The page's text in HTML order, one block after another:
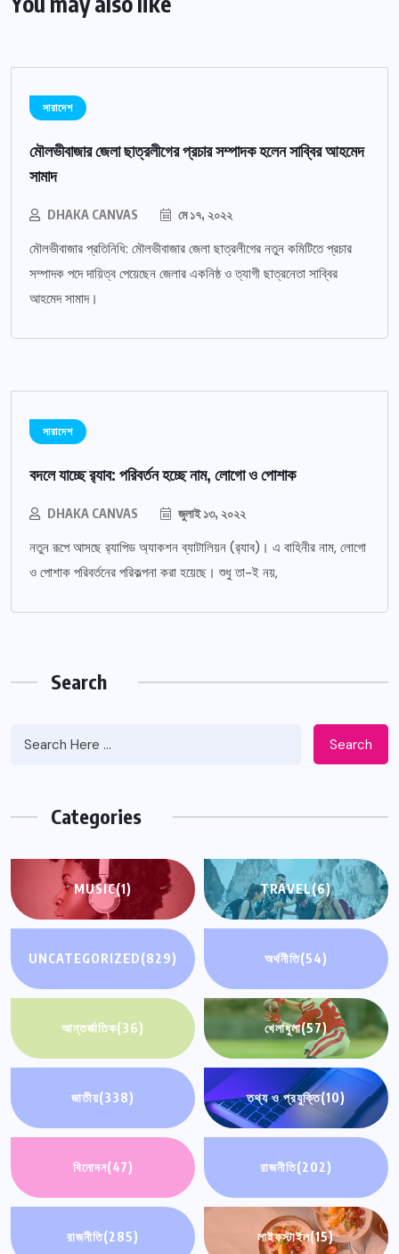
সারাদেশ
মৌলভীবাজার জেলা ছাত্রলীগের প্রচার সম্পাদক হলেন সাব্বির আহমেদ
সামাদ
DHAKA CANVAS মে ১৭, ২০২২
মৌলভীবাজার প্রতিনিধি: মৌলভীবাজার জেলা ছাত্রলীগের নতুন কমিটিতে প্রচার
সম্পাদক পদে দায়িত্ব পেয়েছেন জেলার একনিষ্ঠ ও ত্যাগী ছাত্রনেতা সাব্বির
আহমেদ সামাদ।
সারাদেশ
বদলে যাচ্ছে র‌্যাব: পরিবর্তন হচ্ছে নাম, লোগো ও পোশাক
DHAKA CANVAS জুলাই ১৩, ২০২২
নতুন রূপে আসছে র‌্যাপিড অ্যাকশন ব্যাটালিয়ন (র‌্যাব)। এ বাহিনীর নাম, লোগো
ও পোশাক পরিবর্তনের পরিকল্পনা করা হয়েছে। শুধু তা-ই নয়,
Search
Search
Categories
MUSIC(1) TRAVEL(6)
UNCATEGORIZED(829) অর্থনীতি(54)
আন্তর্জাতিক(36) খেলাধুলা(57)
জাতীয়(338) তথ্য ও প্রযুক্তি(10)
বিনোদন(47) রাজনীতি(202)
রাজনীতি(285) লাইফস্টাইল(15)